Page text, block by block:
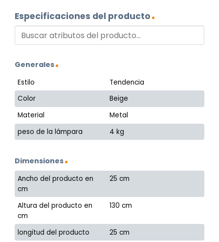
Especificaciones del producto
Generales
Estilo
Tendencia
Color
Beige
Material
Metal
peso de la lámpara
4 kg
Dimensiones
Ancho del producto en
cm
25 cm
Altura del producto en
cm
130 cm
longitud del producto
25 cm